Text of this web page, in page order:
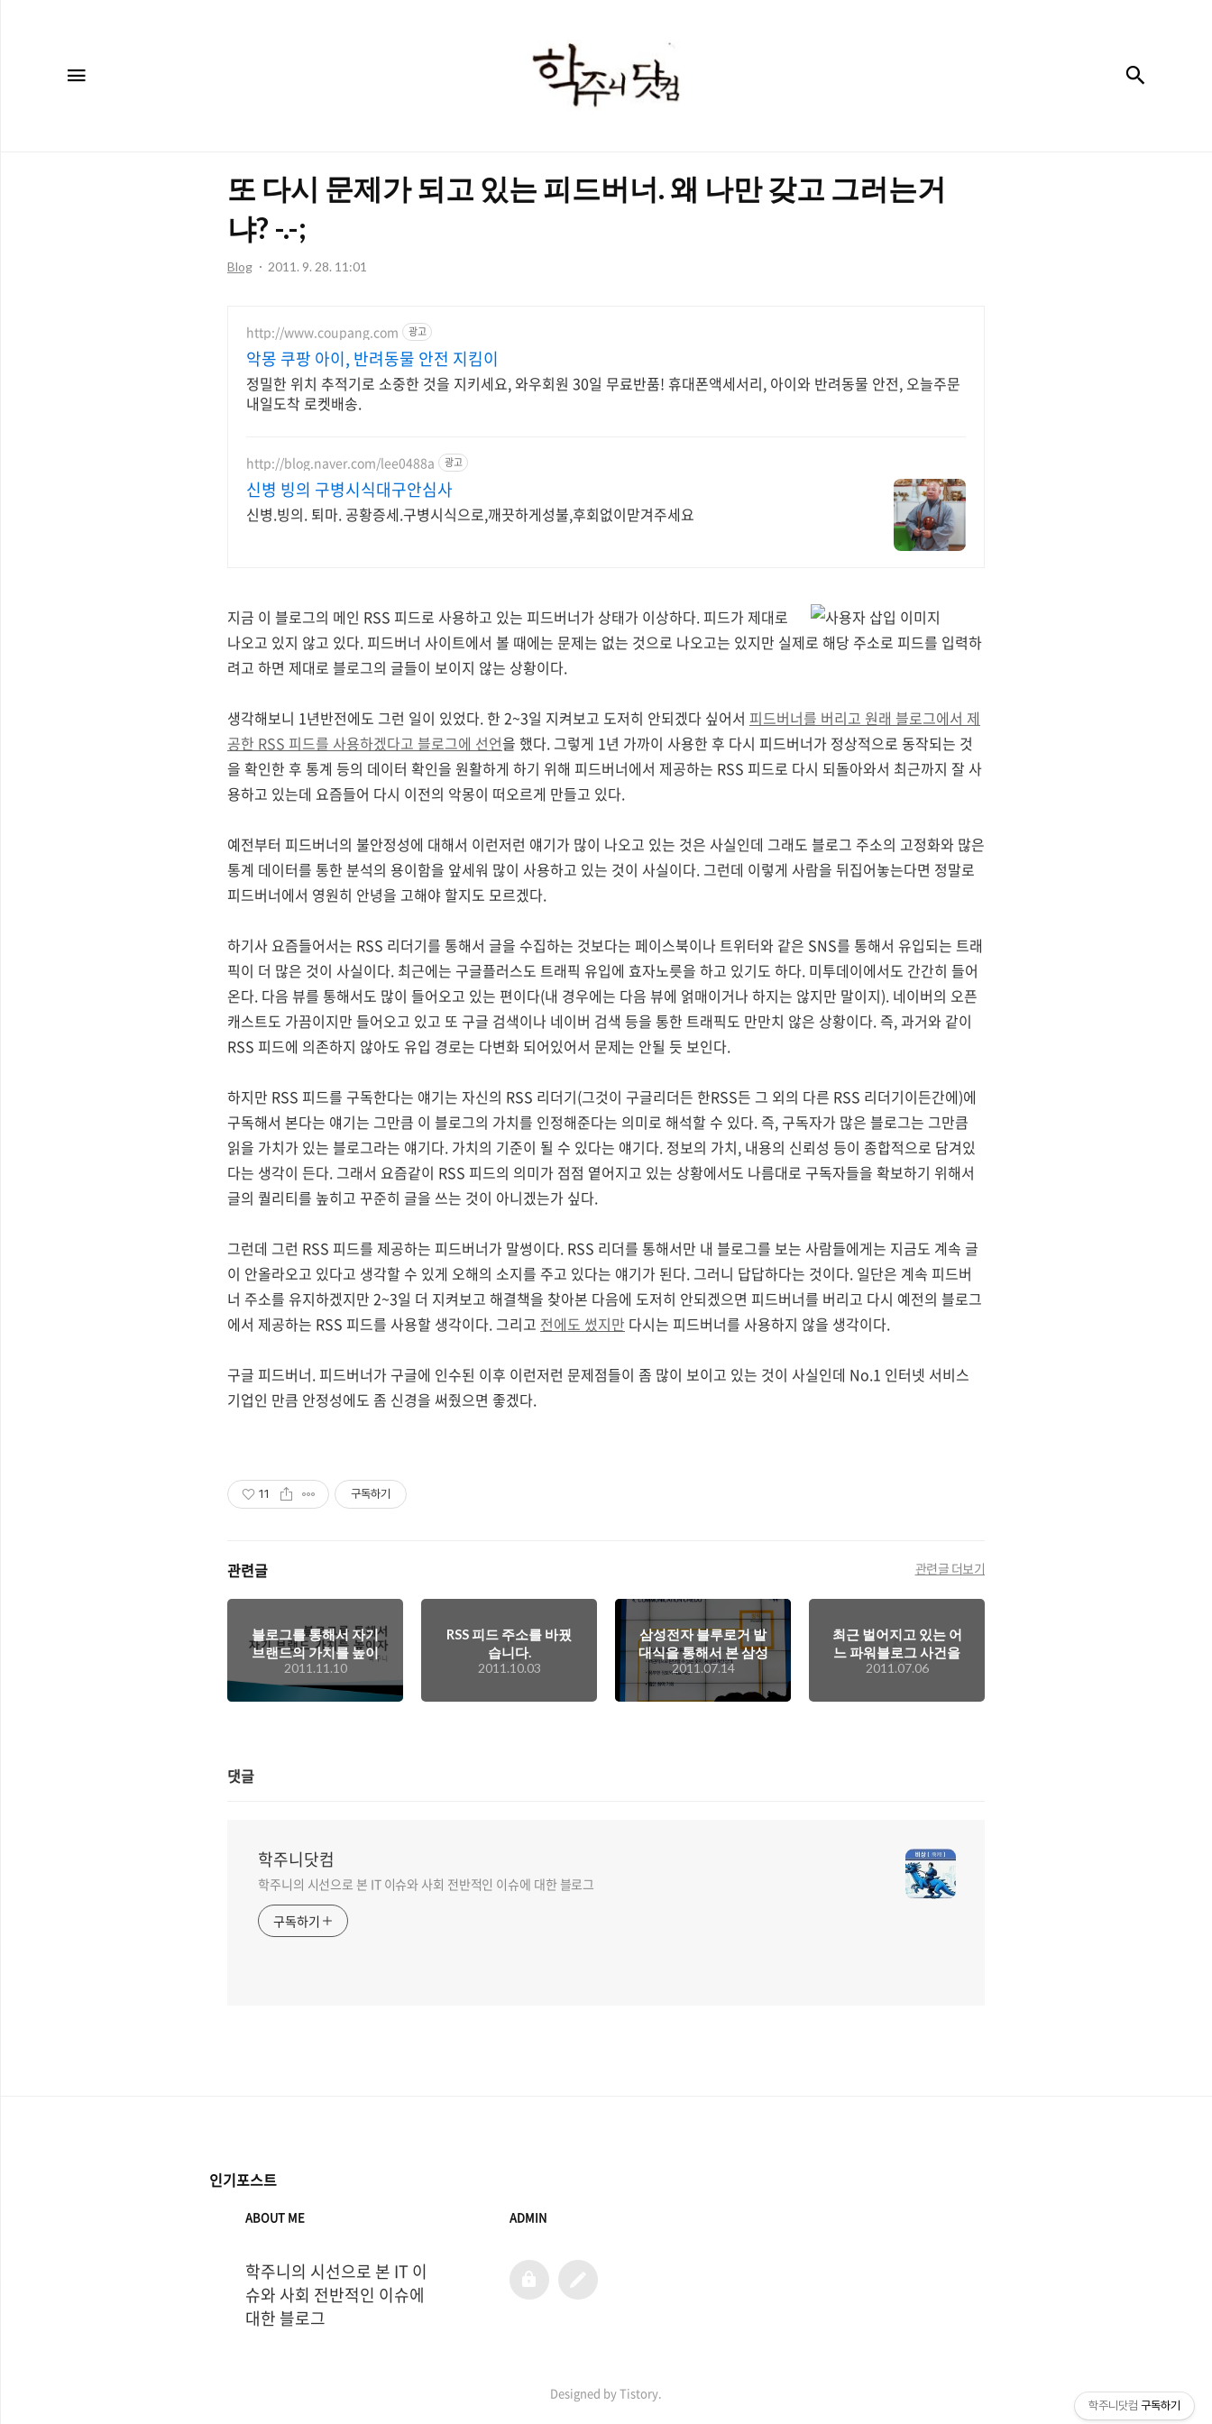
주
닷
컴
또 다시 문제가 되고 있는 피드버너. 왜 나만 갖고 그러는거
냐? -.-;
Blog 2011. 9. 28. 11:01
http://www.coupang.com 광고
악몽 쿠팡 아이, 반려동물 안전 지킴이
정밀한 위치 추적기로 소중한 것을 지키세요, 와우회원 30일 무료반품! 휴대폰액세서리, 아이와 반려동물 안전, 오늘주문
내일도착 로켓배송.
http://blog.naver.com/lee0488a 광고
신병 빙의 구병시식대구안심사
신병.빙의. 퇴마. 공황증세.구병시식으로,깨끗하게성불,후회없이맏겨주세요
지금 이 블로그의 메인 RSS 피드로 사용하고 있는 피드버너가 상태가 이상하다. 피드가 제대로
나오고 있지 않고 있다. 피드버너 사이트에서 볼 때에는 문제는 없는 것으로 나오고는 있지만 실제로 해당 주소로 피드를 입력하
려고 하면 제대로 블로그의 글들이 보이지 않는 상황이다.
생각해보니 1년반전에도 그런 일이 있었다. 한 2~3일 지켜보고 도저히 안되겠다 싶어서 피드버너를 버리고 원래 블로그에서 제
공한 RSS 피드를 사용하겠다고 블로그에 선언을 했다. 그렇게 1년 가까이 사용한 후 다시 피드버너가 정상적으로 동작되는 것
을 확인한 후 통계 등의 데이터 확인을 원활하게 하기 위해 피드버너에서 제공하는 RSS 피드로 다시 되돌아와서 최근까지 잘 사
용하고 있는데 요즘들어 다시 이전의 악몽이 떠오르게 만들고 있다.
예전부터 피드버너의 불안정성에 대해서 이런저런 얘기가 많이 나오고 있는 것은 사실인데 그래도 블로그 주소의 고정화와 많은
통계 데이터를 통한 분석의 용이함을 앞세워 많이 사용하고 있는 것이 사실이다. 그런데 이렇게 사람을 뒤집어놓는다면 정말로
피드버너에서 영원히 안녕을 고해야 할지도 모르겠다.
하기사 요즘들어서는 RSS 리더기를 통해서 글을 수집하는 것보다는 페이스북이나 트위터와 같은 SNS를 통해서 유입되는 트래
픽이 더 많은 것이 사실이다. 최근에는 구글플러스도 트래픽 유입에 효자노릇을 하고 있기도 하다. 미투데이에서도 간간히 들어
온다. 다음 뷰를 통해서도 많이 들어오고 있는 편이다(내 경우에는 다음 뷰에 얽매이거나 하지는 않지만 말이지). 네이버의 오픈
캐스트도 가끔이지만 들어오고 있고 또 구글 검색이나 네이버 검색 등을 통한 트래픽도 만만치 않은 상황이다. 즉, 과거와 같이
RSS 피드에 의존하지 않아도 유입 경로는 다변화 되어있어서 문제는 안될 듯 보인다.
하지만 RSS 피드를 구독한다는 얘기는 자신의 RSS 리더기(그것이 구글리더든 한RSS든 그 외의 다른 RSS 리더기이든간에)에
구독해서 본다는 얘기는 그만큼 이 블로그의 가치를 인정해준다는 의미로 해석할 수 있다. 즉, 구독자가 많은 블로그는 그만큼
읽을 가치가 있는 블로그라는 얘기다. 가치의 기준이 될 수 있다는 얘기다. 정보의 가치, 내용의 신뢰성 등이 종합적으로 담겨있
다는 생각이 든다. 그래서 요즘같이 RSS 피드의 의미가 점점 옅어지고 있는 상황에서도 나름대로 구독자들을 확보하기 위해서
글의 퀄리티를 높히고 꾸준히 글을 쓰는 것이 아니겠는가 싶다.
그런데 그런 RSS 피드를 제공하는 피드버너가 말썽이다. RSS 리더를 통해서만 내 블로그를 보는 사람들에게는 지금도 계속 글
이 안올라오고 있다고 생각할 수 있게 오해의 소지를 주고 있다는 얘기가 된다. 그러니 답답하다는 것이다. 일단은 계속 피드버
너 주소를 유지하겠지만 2~3일 더 지켜보고 해결책을 찾아본 다음에 도저히 안되겠으면 피드버너를 버리고 다시 예전의 블로그
에서 제공하는 RSS 피드를 사용할 생각이다. 그리고 전에도 썼지만 다시는 피드버너를 사용하지 않을 생각이다.
구글 피드버너. 피드버너가 구글에 인수된 이후 이런저런 문제점들이 좀 많이 보이고 있는 것이 사실인데 No.1 인터넷 서비스
기업인 만큼 안정성에도 좀 신경을 써줬으면 좋겠다.
11 구독하기
관련글 관련글 더보기
블로그를 통해서 자기
브랜드의 가치를 높이
려면 어떻게 해야 하
나? 블로그라운지 세
미나 내용 정리
2011.11.10
RSS 피드 주소를 바꿨
습니다.
2011.10.03
삼성전자 블루로거 발
대식을 통해서 본 삼성
의 커뮤니케이션 신조
는?
2011.07.14
최근 벌어지고 있는 어
느 파워블로그 사건을
보면서 느끼는 점..
2011.07.06
댓글
학주니닷컴
학주니의 시선으로 본 IT 이슈와 사회 전반적인 이슈에 대한 블로그
구독하기
인기포스트
ABOUT ME
학주니의 시선으로 본 IT 이
슈와 사회 전반적인 이슈에
대한 블로그
ADMIN
admin
글
쓰
Designed by Tistory.
학주니닷컴 구독하기